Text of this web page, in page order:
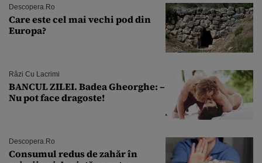
Descopera.ro
Care este cel mai vechi pod din
Europa?
Râzi Cu Lacrimi
BANCUL ZILEI. Badea Gheorghe: –
Nu pot face dragoste!
Descopera.ro
Consumul redus de zahăr în